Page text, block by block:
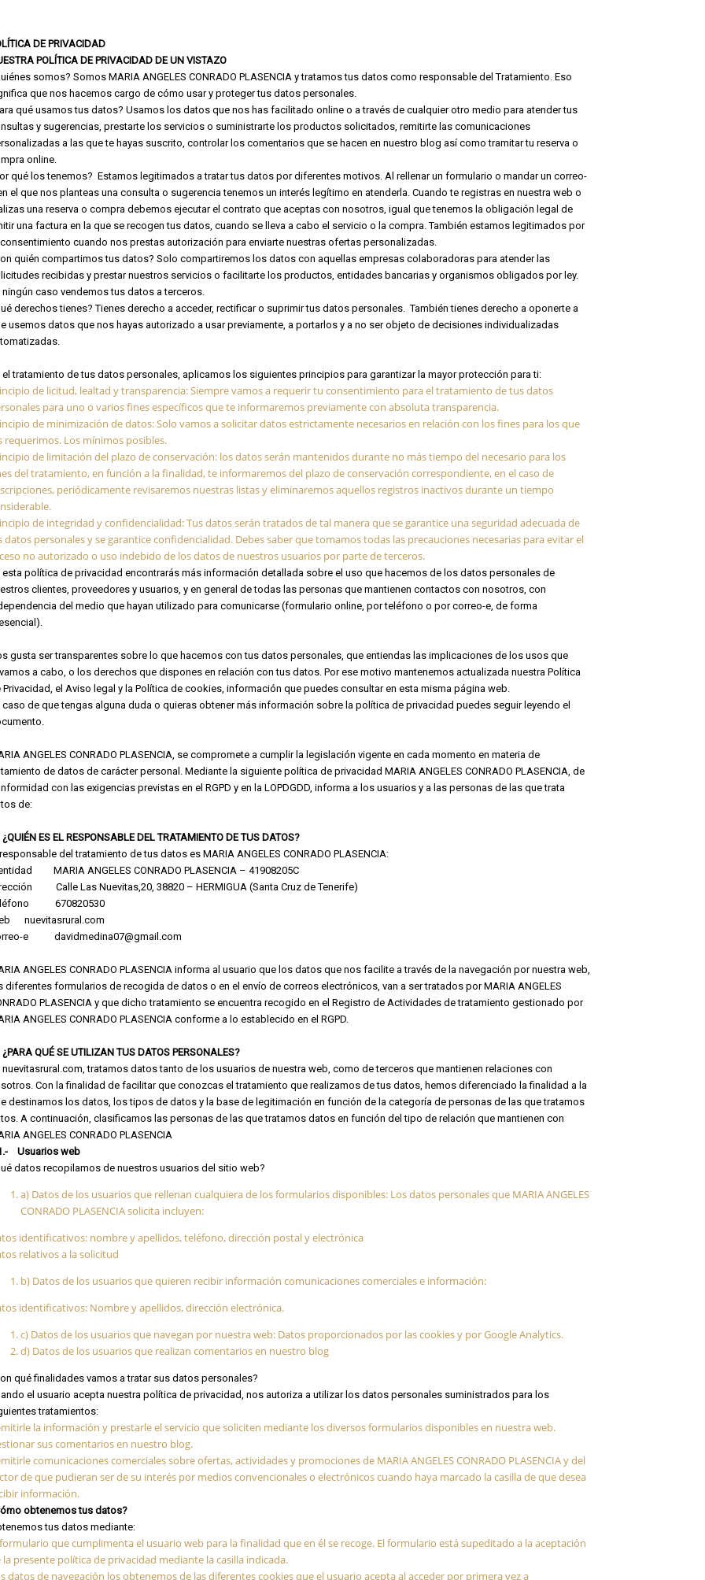
DE PRIVACIDAD
POLÍTICA DE PRIVACIDAD DE UN VISTAZO
somos? Somos MARIA ANGELES CONRADO PLASENCIA y tratamos tus datos como responsable del Tratamiento. Eso
que nos hacemos cargo de cómo usar y proteger tus datos personales.
qué usamos tus datos? Usamos los datos que nos has facilitado online o a través de cualquier otro medio para atender tus
y sugerencias, prestarte los servicios o suministrarte los productos solicitados, remitirte las comunicaciones
a las que te hayas suscrito, controlar los comentarios que se hacen en nuestro blog así como tramitar tu reserva o
online.
qué los tenemos? Estamos legitimados a tratar tus datos por diferentes motivos. Al rellenar un formulario o mandar un correo-
el que nos planteas una consulta o sugerencia tenemos un interés legítimo en atenderla. Cuando te registras en nuestra web o
una reserva o compra debemos ejecutar el contrato que aceptas con nosotros, igual que tenemos la obligación legal de
una factura en la que se recogen tus datos, cuando se lleva a cabo el servicio o la compra. También estamos legitimados por
cuando nos prestas autorización para enviarte nuestras ofertas personalizadas.
quién compartimos tus datos? Solo compartiremos los datos con aquellas empresas colaboradoras para atender las
recibidas y prestar nuestros servicios o facilitarte los productos, entidades bancarias y organismos obligados por ley.
ningún caso vendemos tus datos a terceros.
derechos tienes? Tienes derecho a acceder, rectificar o suprimir tus datos personales. También tienes derecho a oponerte a
usemos datos que nos hayas autorizado a usar previamente, a portarlos y a no ser objeto de decisiones individualizadas
el tratamiento de tus datos personales, aplicamos los siguientes principios para garantizar la mayor protección para ti:
de licitud, lealtad y transparencia: Siempre vamos a requerir tu consentimiento para el tratamiento de tus datos
para uno o varios fines específicos que te informaremos previamente con absoluta transparencia.
de minimización de datos: Solo vamos a solicitar datos estrictamente necesarios en relación con los fines para los que
requerimos. Los mínimos posibles.
de limitación del plazo de conservación: los datos serán mantenidos durante no más tiempo del necesario para los
del tratamiento, en función a la finalidad, te informaremos del plazo de conservación correspondiente, en el caso de
periódicamente revisaremos nuestras listas y eliminaremos aquellos registros inactivos durante un tiempo
de integridad y confidencialidad: Tus datos serán tratados de tal manera que se garantice una seguridad adecuada de
datos personales y se garantice confidencialidad. Debes saber que tomamos todas las precauciones necesarias para evitar el
no autorizado o uso indebido de los datos de nuestros usuarios por parte de terceros.
esta política de privacidad encontrarás más información detallada sobre el uso que hacemos de los datos personales de
clientes, proveedores y usuarios, y en general de todas las personas que mantienen contactos con nosotros, con
del medio que hayan utilizado para comunicarse (formulario online, por teléfono o por correo-e, de forma
gusta ser transparentes sobre lo que hacemos con tus datos personales, que entiendas las implicaciones de los usos que
a cabo, o los derechos que dispones en relación con tus datos. Por ese motivo mantenemos actualizada nuestra Política
Privacidad, el Aviso legal y la Política de cookies, información que puedes consultar en esta misma página web.
caso de que tengas alguna duda o quieras obtener más información sobre la política de privacidad puedes seguir leyendo el
ANGELES CONRADO PLASENCIA, se compromete a cumplir la legislación vigente en cada momento en materia de
de datos de carácter personal. Mediante la siguiente política de privacidad MARIA ANGELES CONRADO PLASENCIA, de
con las exigencias previstas en el RGPD y en la LOPDGDD, informa a los usuarios y a las personas de las que trata
de:
¿QUIÉN ES EL RESPONSABLE DEL TRATAMIENTO DE TUS DATOS?
del tratamiento de tus datos es MARIA ANGELES CONRADO PLASENCIA:
MARIA ANGELES CONRADO PLASENCIA – 41908205C
Calle Las Nuevitas,20, 38820 – HERMIGUA (Santa Cruz de Tenerife)
670820530
nuevitasrural.com
e davidmedina07@gmail.com
ANGELES CONRADO PLASENCIA informa al usuario que los datos que nos facilite a través de la navegación por nuestra web,
diferentes formularios de recogida de datos o en el envío de correos electrónicos, van a ser tratados por MARIA ANGELES
PLASENCIA y que dicho tratamiento se encuentra recogido en el Registro de Actividades de tratamiento gestionado por
ANGELES CONRADO PLASENCIA conforme a lo establecido en el RGPD.
¿PARA QUÉ SE UTILIZAN TUS DATOS PERSONALES?
nuevitasrural.com, tratamos datos tanto de los usuarios de nuestra web, como de terceros que mantienen relaciones con
Con la finalidad de facilitar que conozcas el tratamiento que realizamos de tus datos, hemos diferenciado la finalidad a la
destinamos los datos, los tipos de datos y la base de legitimación en función de la categoría de personas de las que tratamos
A continuación, clasificamos las personas de las que tratamos datos en función del tipo de relación que mantienen con
ANGELES CONRADO PLASENCIA
Usuarios web
datos recopilamos de nuestros usuarios del sitio web?
a) Datos de los usuarios que rellenan cualquiera de los formularios disponibles: Los datos personales que MARIA ANGELES
CONRADO PLASENCIA solicita incluyen:
identificativos: nombre y apellidos, teléfono, dirección postal y electrónica
relativos a la solicitud
b) Datos de los usuarios que quieren recibir información comunicaciones comerciales e información:
identificativos: Nombre y apellidos, dirección electrónica.
c) Datos de los usuarios que navegan por nuestra web: Datos proporcionados por las cookies y por Google Analytics.
d) Datos de los usuarios que realizan comentarios en nuestro blog
qué finalidades vamos a tratar sus datos personales?
el usuario acepta nuestra política de privacidad, nos autoriza a utilizar los datos personales suministrados para los
tratamientos:
la información y prestarle el servicio que soliciten mediante los diversos formularios disponibles en nuestra web.
sus comentarios en nuestro blog.
comunicaciones comerciales sobre ofertas, actividades y promociones de MARIA ANGELES CONRADO PLASENCIA y del
de que pudieran ser de su interés por medios convencionales o electrónicos cuando haya marcado la casilla de que desea
información.
obtenemos tus datos?
tus datos mediante:
que cumplimenta el usuario web para la finalidad que en él se recoge. El formulario está supeditado a la aceptación
la presente política de privacidad mediante la casilla indicada.
datos de navegación los obtenemos de las diferentes cookies que el usuario acepta al acceder por primera vez a